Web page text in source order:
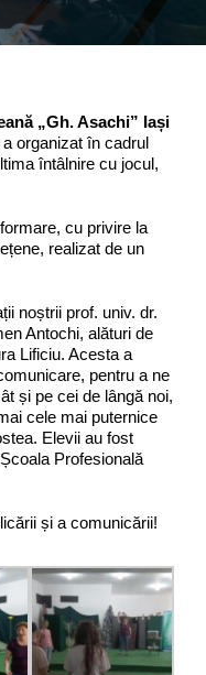
„Gh. Asachi” Iași
organizat în cadrul
întâlnire cu jocul,
cu privire la
realizat de un
noștrii prof. univ. dr.
Antochi, alături de
Lificiu. Acesta a
pentru a ne
și pe cei de lângă noi,
cele mai puternice
Elevii au fost
Profesională
și a comunicării!